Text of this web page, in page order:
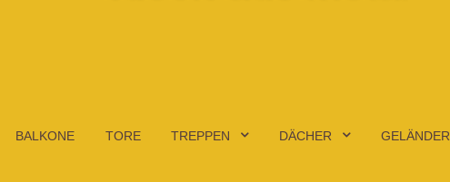
BALKONE TORE TREPPEN DÄCHER GELÄNDER